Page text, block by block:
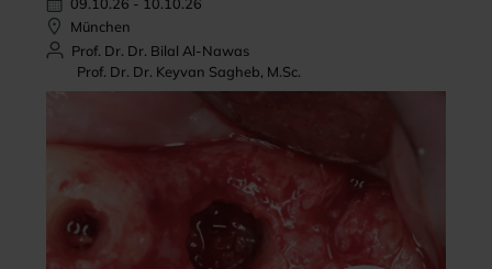
09.10.26 - 10.10.26
München
Prof. Dr. Dr. Bilal Al-Nawas
Prof. Dr. Dr. Keyvan Sagheb, M.Sc.